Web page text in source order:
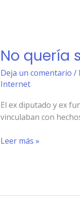
No quería
Deja un comentario /
Internet
El ex diputado y ex
vinculaban con
ser
\»googleado\»
como
corrupto,
pero
perdió
juicio
Leer más »